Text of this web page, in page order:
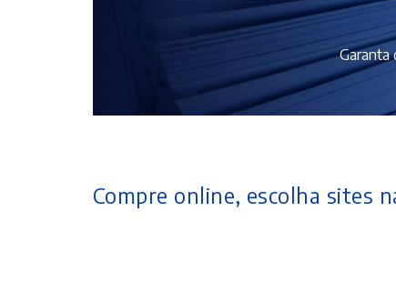
Garanta
Compre online, escolha sites